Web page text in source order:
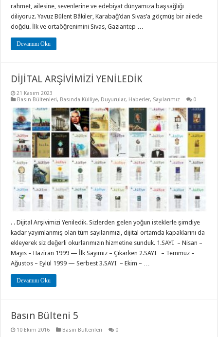
rahmet, ailesine, sevenlerine ve edebiyat dünyamıza başsağlığı
diliyoruz. Yavuz Bülent Bâkiler, Karabağ’dan Sivas’a göçmüş bir ailede
doğdu. İlk ve ortaöğrenimini Sivas, Gaziantep …
Devamını Oku
DİJİTAL ARŞİVİMİZİ YENİLEDİK
21 Kasım 2023
Basın Bültenleri, Basında Külliye, Duyurular, Haberler, Sayılarımız 0
. . Dijital Arşivimizi Yeniledik. Sizlerden gelen yoğun isteklerle şimdiye
kadar yayımlanmış olan tüm sayılarımızı, dijital ortamda kapaklarını da
ekleyerek siz değerli okurlarımızın hizmetine sunduk. 1.SAYI – Nisan –
Mayıs – Haziran 1999 — İlk Sayımız – Çıkarken 2.SAYI – Temmuz –
Ağustos – Eylül 1999 — Serbest 3.SAYI – Ekim – …
Devamını Oku
Basın Bülteni 5
10 Ekim 2016 Basın Bültenleri 0